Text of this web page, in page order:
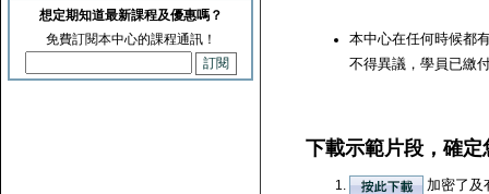
想定期知道最新課程及優惠嗎？
免費訂閱本中心的課程通訊！
本中心在任何時候都
不得異議，學員已繳
下載示範片段，確
加密了及